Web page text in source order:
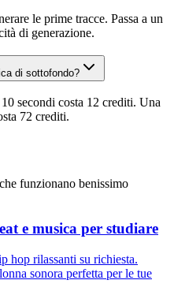
le prime tracce. Passa a un
di generazione.
di sottofondo?
secondi costa 12 crediti. Una
72 crediti.
funzionano benissimo
e musica per studiare
hop rilassanti su richiesta.
sonora perfetta per le tue